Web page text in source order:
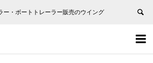
ー・ボートトレーラー販売のウイング

